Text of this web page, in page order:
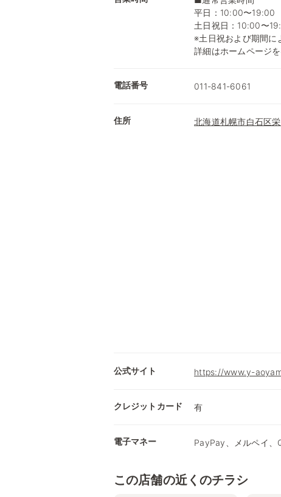
平日：10:00〜19:00
土日祝日：10:00〜
※土日祝および期間に
詳細はホームページ
電話番号 011-841-6061
住所 北海道札幌市白石区
公式サイト https://www.y-
クレジットカード 有
電子マネー PayPay、メルペイ
この店舗の近くのチラシ